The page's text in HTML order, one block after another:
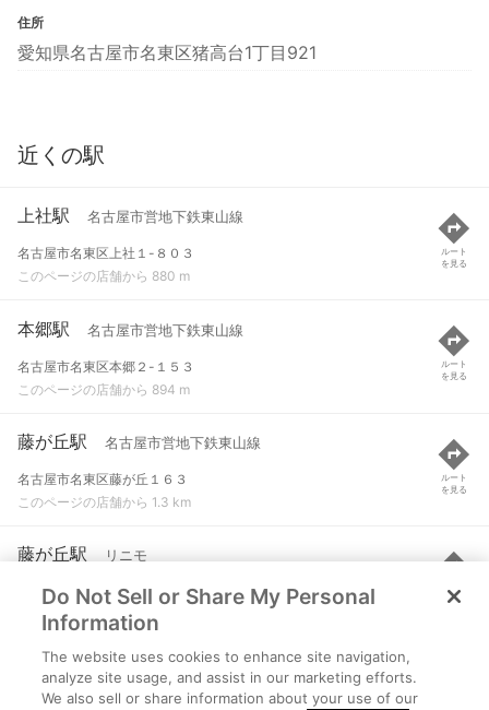
住所
愛知県名古屋市名東区猪高台1丁目921
近くの駅
上社駅 名古屋市営地下鉄東山線
名古屋市名東区上社１-８０３
このページの店舗から 880 m
ルート
を見る
本郷駅 名古屋市営地下鉄東山線
名古屋市名東区本郷２-１５３
このページの店舗から 894 m
ルート
を見る
藤が丘駅 名古屋市営地下鉄東山線
名古屋市名東区藤が丘１６３
このページの店舗から 1.3 km
ルート
を見る
藤が丘駅 リニモ
名古屋市名東区藤が丘１６３
このページの店舗から 1.3 km
ルート
を見る
一社駅 名古屋市営地下鉄東山線
名古屋市名東区一社２-１
Do Not Sell or Share My Personal
Information
The website uses cookies to enhance site navigation,
analyze site usage, and assist in our marketing efforts.
We also sell or share information about your use of our